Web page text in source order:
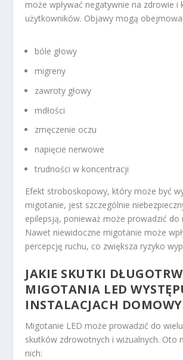
może wpływać negatywnie na zdrowie
użytkowników. Objawy mogą
bóle głowy
migreny
zawroty głowy
mdłości
zmęczenie oczu
napięcie nerwowe
trudności w koncentracji
Efekt stroboskopowy, który może być
migotanie, jest szczególnie
epilepsją, ponieważ może prowadzić do
Nawet niewidoczne migotanie może
percepcję ruchu, co zwiększa ryzyko
JAKIE SKUTKI
MIGOTANIA LED
INSTALACJACH
Migotanie LED może prowadzić do
skutków zdrowotnych i wizualnych. Oto
nich: